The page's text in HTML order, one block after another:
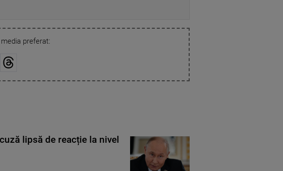
preferat:
lipsă de reacție la nivel